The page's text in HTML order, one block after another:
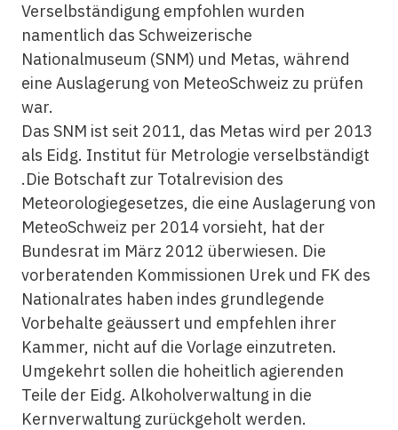
Verselbständigung empfohlen wurden
namentlich das Schweizerische
Nationalmuseum (SNM) und Metas, während
eine Auslagerung von MeteoSchweiz zu prüfen
war.
Das SNM ist seit 2011, das Metas wird per 2013
als Eidg. Institut für Metrologie verselbständigt
.Die Botschaft zur Totalrevision des
Meteorologiegesetzes, die eine Auslagerung von
MeteoSchweiz per 2014 vorsieht, hat der
Bundesrat im März 2012 überwiesen. Die
vorberatenden Kommissionen Urek und FK des
Nationalrates haben indes grundlegende
Vorbehalte geäussert und empfehlen ihrer
Kammer, nicht auf die Vorlage einzutreten.
Umgekehrt sollen die hoheitlich agierenden
Teile der Eidg. Alkoholverwaltung in die
Kernverwaltung zurückgeholt werden.